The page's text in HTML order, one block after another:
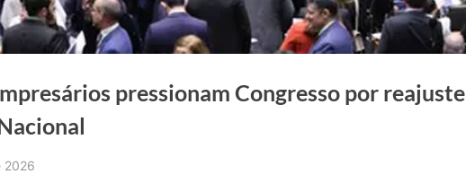
pressionam Congresso por reajuste
2026